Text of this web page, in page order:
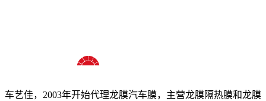
车艺佳，2003年开始代理龙膜汽车膜，主营龙膜隔热膜和龙膜